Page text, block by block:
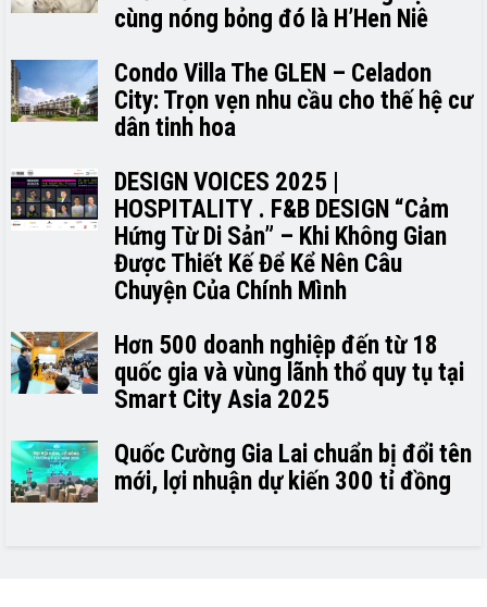
cùng nóng bỏng đó là H’H­­­­en Niê
Condo Villa The GLEN – Celadon
City: Trọn vẹn nhu cầu cho thế hệ cư
dân tinh hoa
DESIGN VOICES 2025 |
HOSPITALITY . F&B DESIGN “Cảm
Hứng Từ Di Sản” – Khi Không Gian
Được Thiết Kế Để Kể Nên Câu
Chuyện Của Chính Mình
Hơn 500 doanh nghiệp đến từ 18
quốc gia và vùng lãnh thổ quy tụ tại
Smart City Asia 2025
Quốc Cường Gia Lai chuẩn bị đổi tên
mới, lợi nhuận dự kiến 300 tỉ đồng